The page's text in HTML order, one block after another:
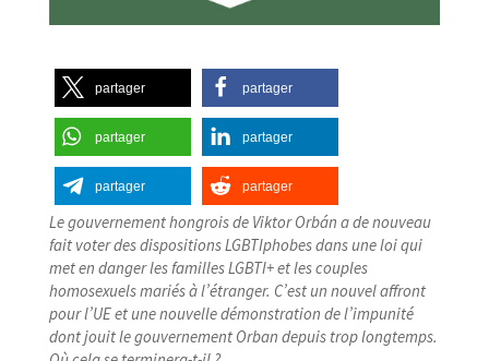
partager partager
partager partager
partager partager
Le gouvernement hongrois de Viktor Orbán a de nouveau
fait voter des dispositions LGBTIphobes dans une loi qui
met en danger les familles LGBTI+ et les couples
homosexuels mariés à l’étranger. C’est un nouvel affront
pour l’UE et une nouvelle démonstration de l’impunité
dont jouit le gouvernement Orban depuis trop longtemps.